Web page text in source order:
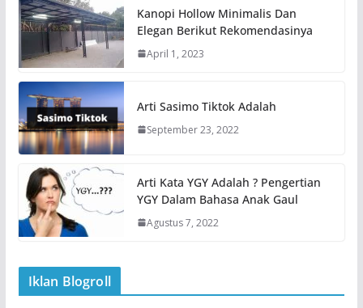
Kanopi Hollow Minimalis Dan
Elegan Berikut Rekomendasinya
April 1, 2023
Arti Sasimo Tiktok Adalah
September 23, 2022
Arti Kata YGY Adalah ? Pengertian
YGY Dalam Bahasa Anak Gaul
Agustus 7, 2022
Iklan Blogroll